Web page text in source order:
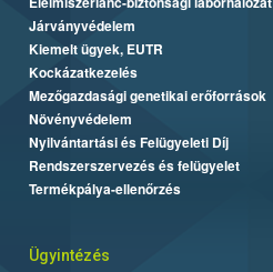
Járványvédelem
Kiemelt ügyek, EUTR
Kockázatkezelés
Mezőgazdasági genetikai erőforrások
Növényvédelem
Nyilvántartási és Felügyeleti Díj
Rendszerszervezés és felügyelet
Termékpálya-ellenőrzés
Ügyintézés